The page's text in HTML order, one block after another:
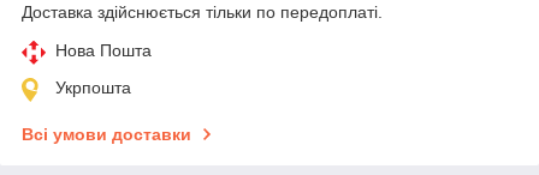
Доставка здійснюється тільки по передоплаті.
Нова Пошта
Укрпошта
Всі умови доставки